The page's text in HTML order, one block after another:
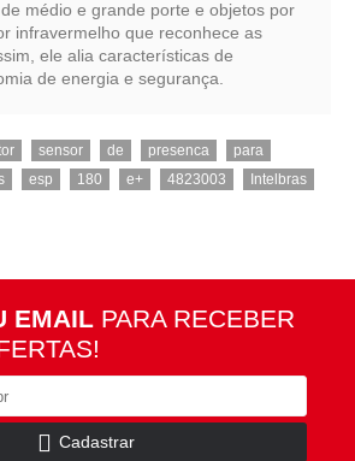
médio e grande porte e objetos por
infravermelho que reconhece as
ele alia características de
de energia e segurança.
sensor de presenca para
esp 180 e+ 4823003 Intelbras
EMAIL PARA RECEBER
Cadastrar